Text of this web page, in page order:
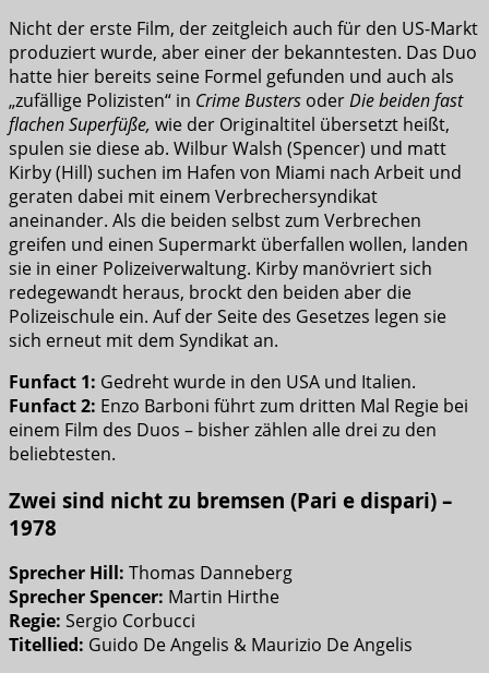
Nicht der erste Film, der zeitgleich auch für den US-Markt
produziert wurde, aber einer der bekanntesten. Das Duo
hatte hier bereits seine Formel gefunden und auch als
„zufällige Polizisten“ in Crime Busters oderDie beiden fast
flachen Superfüße, wie der Originaltitel übersetzt heißt,
spulen sie diese ab. Wilbur Walsh (Spencer) und matt
Kirby (Hill) suchen im Hafen von Miami nach Arbeit und
geraten dabei mit einem Verbrechersyndikat
aneinander. Als die beiden selbst zum Verbrechen
greifen und einen Supermarkt überfallen wollen, landen
sie in einer Polizeiverwaltung. Kirby manövriert sich
redegewandt heraus, brockt den beiden aber die
Polizeischule ein. Auf der Seite des Gesetzes legen sie
sich erneut mit dem Syndikat an.
Funfact 1: Gedreht wurde in den USA und Italien.
Funfact 2: Enzo Barboni führt zum dritten Mal Regie bei
einem Film des Duos – bisher zählen alle drei zu den
beliebtesten.
Zwei sind nicht zu bremsen (Pari e dispari) –
1978
Sprecher Hill: Thomas Danneberg
Sprecher Spencer: Martin Hirthe
Regie: Sergio Corbucci
Titellied: Guido De Angelis & Maurizio De Angelis